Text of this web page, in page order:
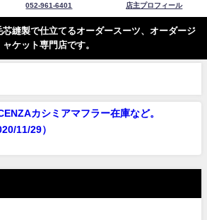
052-961-6401 店主プロフィール
縫製で仕立てるオーダースーツ、オーダージ
ャケット専門店です。
カシミアマフラー在庫など。
11/29）